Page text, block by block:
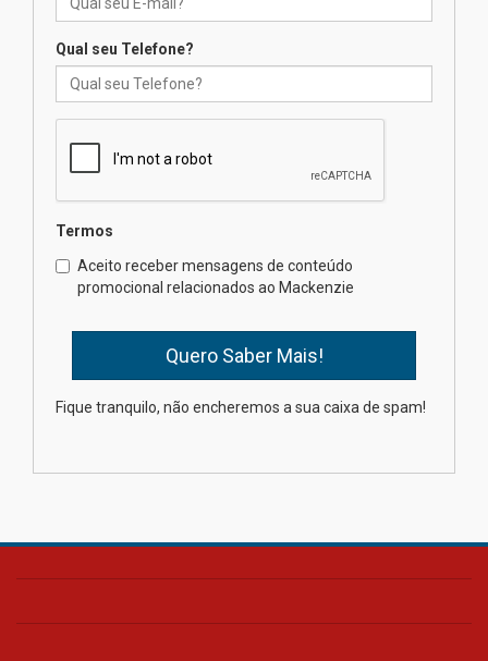
calouros do segundo semestre
04.08.2026
Brasília prepara seus
estudantes para o PAS antes
mesmo do Ensino Médio
na educação dos filhos além da
Qual seu Telefone?
Termos
Aceito receber mensagens de conteúdo
promocional relacionados ao Mackenzie
Fique tranquilo, não encheremos a sua caixa de spam!